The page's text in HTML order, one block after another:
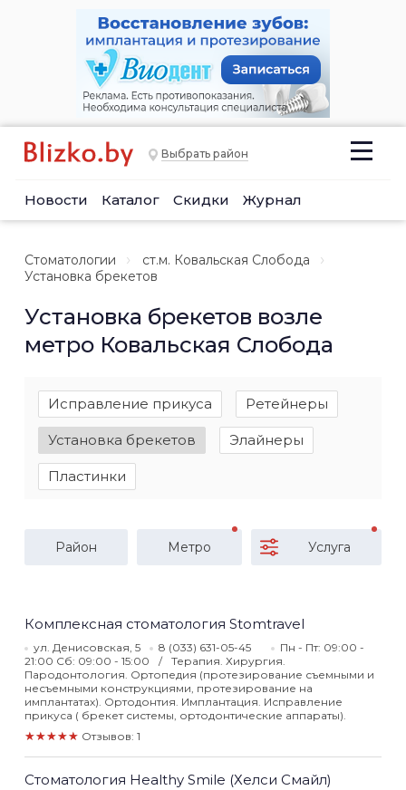
Выбрать район
Новости Каталог Скидки Журнал
Стоматологии
ст.м. Ковальская Слобода
Установка брекетов
Установка брекетов возле
метро Ковальская Слобода
Исправление прикуса Ретейнеры
Установка брекетов Элайнеры
Пластинки
Район Метро Услуга
Комплексная стоматология Stomtravel
ул. Денисовская, 5 8 (033) 631-05-45
Пн - Пт: 09:00 -
21:00 Сб: 09:00 - 15:00
Терапия. Хирургия.
Пародонтология. Ортопедия (протезирование съемными и
несъемными конструкциями, протезирование на
имплантатах). Ортодонтия. Имплантация. Исправление
прикуса ( брекет системы, ортодонтические аппараты).
★★★★★ Отзывов: 1
Стоматология Healthy Smile (Хелси Смайл)